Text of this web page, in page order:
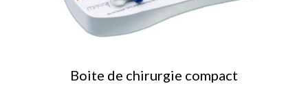
AJOUTER AU PANIER
Boite de chirurgie compact